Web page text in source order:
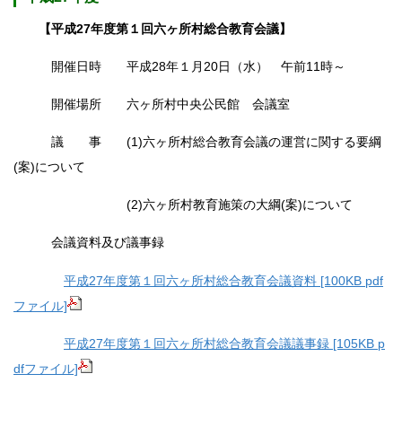
【平成27年度第１回六ヶ所村総合教育会議】
開催日時 平成28年１月20日（水） 午前11時～
開催場所 六ヶ所村中央公民館 会議室
議 事 (1)六ヶ所村総合教育会議の運営に関する要綱
(案)について
(2)六ヶ所村教育施策の大綱(案)について
会議資料及び議事録
平成27年度第１回六ヶ所村総合教育会議資料 [100KB pdf
ファイル]
平成27年度第１回六ヶ所村総合教育会議議事録 [105KB p
dfファイル]